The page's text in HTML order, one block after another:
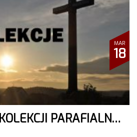
MAR
18
PROGRAM REKOLEKCJI PARAFIALNYCH